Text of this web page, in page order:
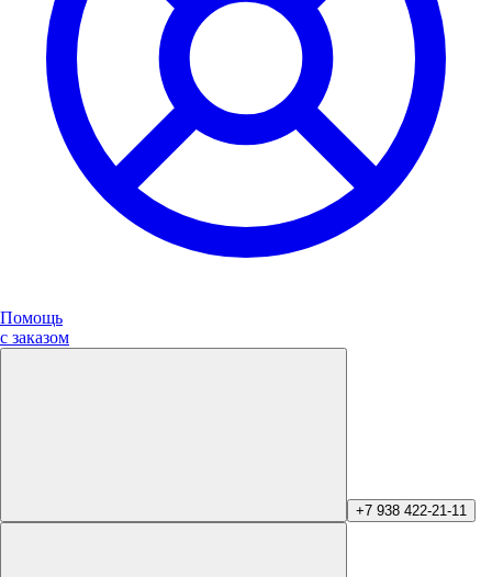
Помощь
с заказом
+7 938 422-21-11